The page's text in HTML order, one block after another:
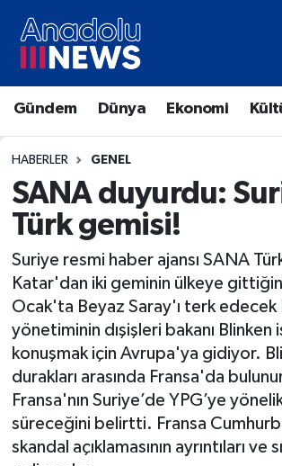
Gündem Dünya Ekonomi
HABERLER GENEL
SANA duyurdu:
Türk gemisi!
Suriye resmi haber ajansı SANA
Katar'dan iki geminin ülkeye
Ocak'ta Beyaz Saray'ı terk edecek
yönetiminin dışişleri bakanı Blinken
konuşmak için Avrupa'ya gidiyor.
durakları arasında Fransa'da
Fransa'nın Suriye’de YPG’ye
süreceğini belirtti. Fransa
skandal açıklamasının ayrıntıları ve
Hava Durumu
Trafik Durumu
Süper Lig Puan Durumu ve Fikstür
Tüm Manşetler
Son Dakika Haberleri
Haber Arşivi